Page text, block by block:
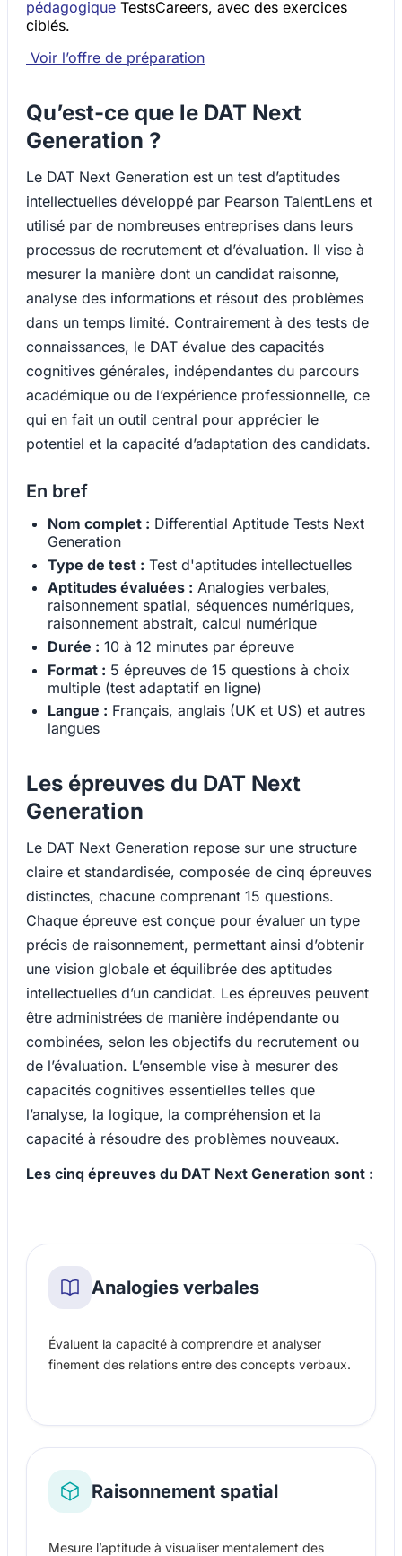
pédagogique TestsCareers, avec des exercices
ciblés.
Voir l’offre de préparation
Qu’est-ce que le DAT Next
Generation ?
Le DAT Next Generation est un test d’aptitudes
intellectuelles développé par Pearson TalentLens et
utilisé par de nombreuses entreprises dans leurs
processus de recrutement et d’évaluation. Il vise à
mesurer la manière dont un candidat raisonne,
analyse des informations et résout des problèmes
dans un temps limité. Contrairement à des tests de
connaissances, le DAT évalue des capacités
cognitives générales, indépendantes du parcours
académique ou de l’expérience professionnelle, ce
qui en fait un outil central pour apprécier le
potentiel et la capacité d’adaptation des candidats.
En bref
Nom complet : Differential Aptitude Tests Next
Generation
Type de test : Test d'aptitudes intellectuelles
Aptitudes évaluées : Analogies verbales,
raisonnement spatial, séquences numériques,
raisonnement abstrait, calcul numérique
Durée : 10 à 12 minutes par épreuve
Format : 5 épreuves de 15 questions à choix
multiple (test adaptatif en ligne)
Langue : Français, anglais (UK et US) et autres
langues
Les épreuves du DAT Next
Generation
Le DAT Next Generation repose sur une structure
claire et standardisée, composée de cinq épreuves
distinctes, chacune comprenant 15 questions.
Chaque épreuve est conçue pour évaluer un type
précis de raisonnement, permettant ainsi d’obtenir
une vision globale et équilibrée des aptitudes
intellectuelles d’un candidat. Les épreuves peuvent
être administrées de manière indépendante ou
combinées, selon les objectifs du recrutement ou
de l’évaluation. L’ensemble vise à mesurer des
capacités cognitives essentielles telles que
l’analyse, la logique, la compréhension et la
capacité à résoudre des problèmes nouveaux.
Les cinq épreuves du DAT Next Generation sont :
Analogies verbales
Évaluent la capacité à comprendre et analyser
finement des relations entre des concepts verbaux.
Raisonnement spatial
Mesure l’aptitude à visualiser mentalement des